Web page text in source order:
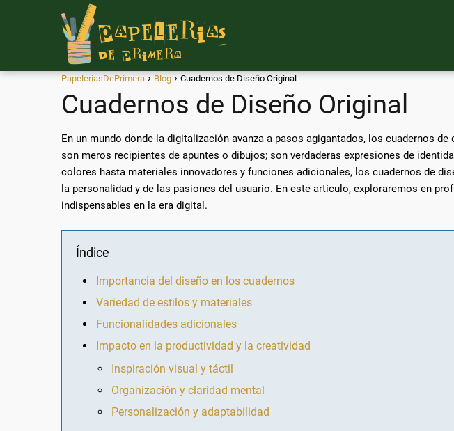
PapeleriasDePrimera Blog Cuadernos de Diseño Original
Cuadernos de Diseño Original
En un mundo donde la digitalización avanza a pasos agigantados, los cuadernos
son meros recipientes de apuntes o dibujos; son verdaderas expresiones de
colores hasta materiales innovadores y funciones adicionales, los cuadernos de
la personalidad y de las pasiones del usuario. En este artículo, exploraremos en
indispensables en la era digital.
Índice
Importancia del diseño en los cuadernos
Variedad de estilos y materiales
Funcionalidades adicionales
Impacto en la productividad y la creatividad
Inspiración visual y táctil
Organización y claridad mental
Personalización y adaptabilidad